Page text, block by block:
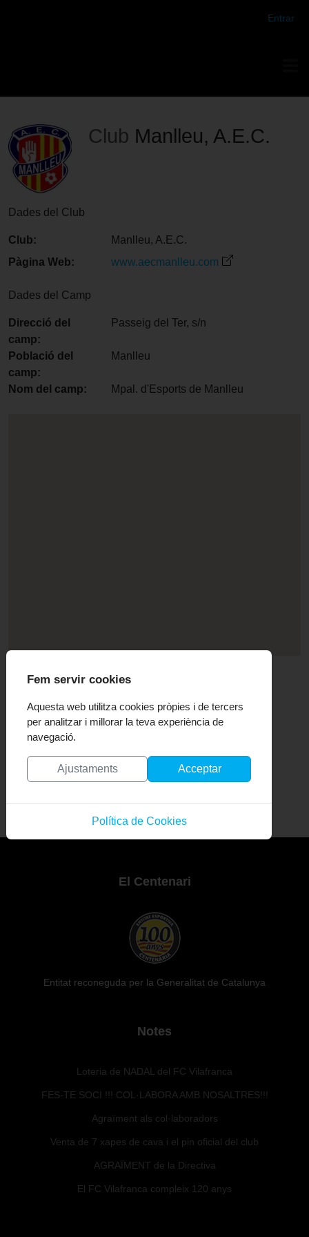
Entrar
Club Manlleu, A.E.C.
Dades del Club
Club:
Manlleu, A.E.C.
Pàgina Web:
www.aecmanlleu.com
Dades del Camp
Direcció del
camp:
Passeig del Ter, s/n
Població del
camp:
Manlleu
Nom del camp: Mpal. d'Esports de Manlleu
Equipació
Samarreta:
Quatribarrada
VERMELLES
El Centenari
Entitat reconeguda per la Generalitat de Catalunya
Notes
Loteria de NADAL del FC Vilafranca
FES-TE SOCI !!! COL·LABORA AMB NOSALTRES!!!
Agraïment als col·laboradors
Venta de 7 xapes de cava i el pin oficial del club
AGRAÏMENT de la Directiva
El FC Vilafranca compleix 120 anys
Fem servir cookies
Aquesta web utilitza cookies pròpies i de tercers
per analitzar i millorar la teva experiència de
navegació.
Ajustaments Acceptar
Política de Cookies